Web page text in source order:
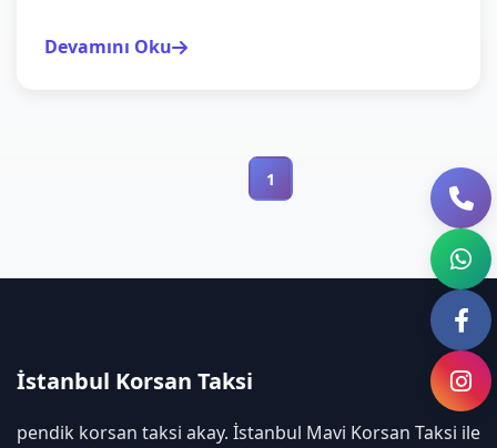
Devamını Oku
1
İstanbul Korsan Taksi
pendik korsan taksi akay. İstanbul Mavi Korsan Taksi ile